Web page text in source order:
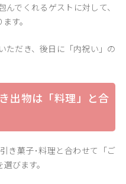
でくれるゲストに対して、
す。
ただき、後日に「内祝い」の
出物は「料理」と合
き菓子･料理と合わせて「ご
びます。